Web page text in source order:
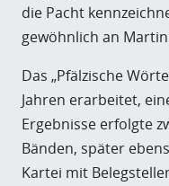
die Pacht
gewöhnlich an
Das „Pfälzische
Jahren erarbeitet,
Ergebnisse erfolgte
Bänden, später
Kartei mit